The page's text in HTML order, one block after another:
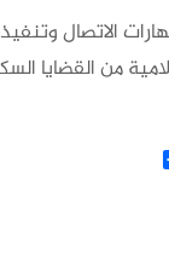
الاتصال
من القضايا